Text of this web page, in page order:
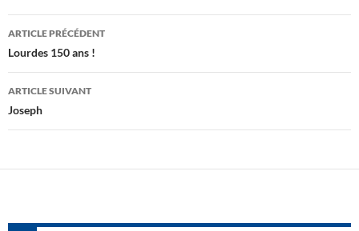
Navigation
des
articles
ARTICLE PRÉCÉDENT
Lourdes 150 ans !
ARTICLE SUIVANT
Joseph